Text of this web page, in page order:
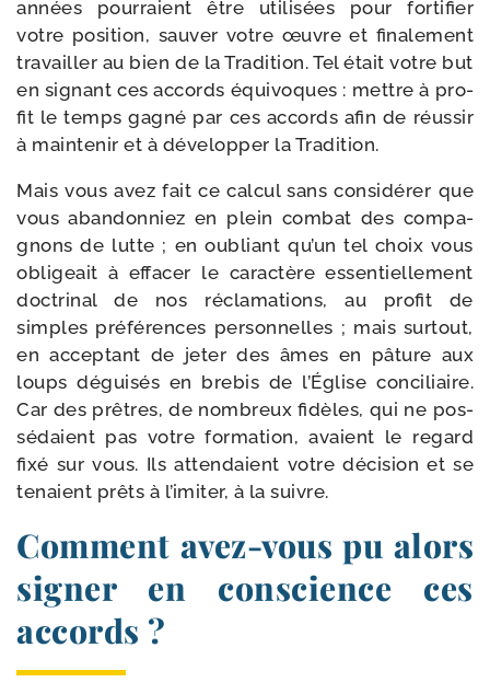
années pour­raient être uti­li­sées pour for­ti­fier
votre posi­tion, sau­ver votre œuvre et fina­le­ment
tra­vailler au bien de la Tradition. Tel était votre but
en signant ces accords équi­voques : mettre à pro­
fit le temps gagné par ces accords afin de réus­sir
à main­te­nir et à déve­lop­per la Tradition.
Mais vous avez fait ce cal­cul sans consi­dé­rer que
vous aban­don­niez en plein com­bat des com­pa­
gnons de lutte ; en oubliant qu’un tel choix vous
obli­geait à effa­cer le carac­tère essen­tiel­le­ment
doc­tri­nal de nos récla­ma­tions, au pro­fit de
simples pré­fé­rences per­son­nelles ; mais sur­tout,
en accep­tant de jeter des âmes en pâture aux
loups dégui­sés en bre­bis de l’Église conci­liaire.
Car des prêtres, de nom­breux fidèles, qui ne pos­
sé­daient pas votre for­ma­tion, avaient le regard
fixé sur vous. Ils atten­daient votre déci­sion et se
tenaient prêts à l’i­mi­ter, à la suivre.
Comment avez-​vous pu alors
signer en conscience ces
accords ?